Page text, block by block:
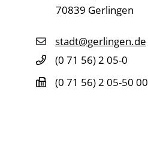
70839 Gerlingen
stadt@gerlingen.de
(0 71 56) 2 05-0
(0 71 56) 2 05-50 00